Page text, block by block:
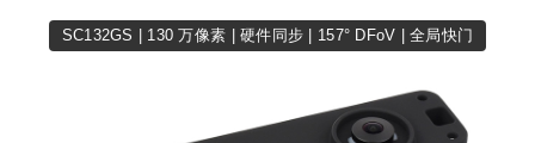
SC132GS | 130 万像素 | 硬件同步 | 157° DFoV | 全局快门